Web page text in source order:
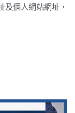
及個人網站網址，